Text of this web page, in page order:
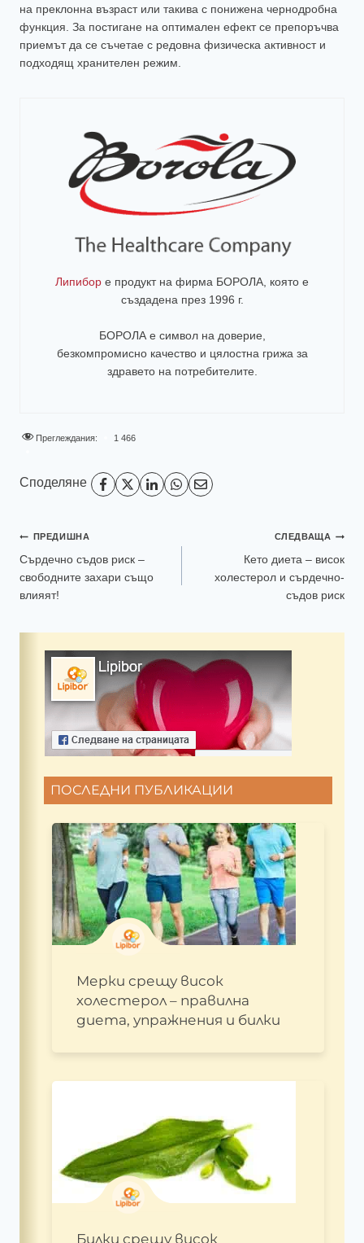
на преклонна възраст или такива с понижена чернодробна
функция. За постигане на оптимален ефект се препоръчва
приемът да се съчетае с редовна физическа активност и
подходящ хранителен режим.
Липибор е продукт на фирма БОРОЛА, която е
създадена през 1996 г.
БОРОЛА е символ на доверие,
безкомпромисно качество и цялостна грижа за
здравето на потребителите.
Преглеждания: 1 466
Споделяне
ПРЕДИШНА
Сърдечно съдов риск –
свободните захари също
влияят!
СЛЕДВАЩА
Кето диета – висок
холестерол и сърдечно-
съдов риск
ПОСЛЕДНИ ПУБЛИКАЦИИ
Мерки срещу висок
холестерол – правилна
диета, упражнения и билки
Билки срещу висок